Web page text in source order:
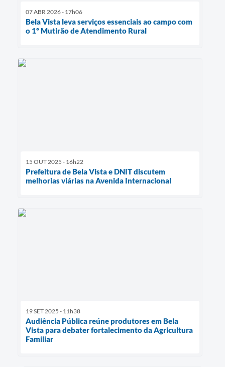
07 ABR 2026 - 17h06
Bela Vista leva serviços essenciais ao campo com
o 1º Mutirão de Atendimento Rural
15 OUT 2025 - 16h22
Prefeitura de Bela Vista e DNIT discutem
melhorias viárias na Avenida Internacional
19 SET 2025 - 11h38
Audiência Pública reúne produtores em Bela
Vista para debater fortalecimento da Agricultura
Familiar